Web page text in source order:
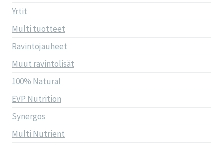
Yrtit
Multi tuotteet
Ravintojauheet
Muut ravintolisät
100% Natural
EVP Nutrition
Synergos
Multi Nutrient